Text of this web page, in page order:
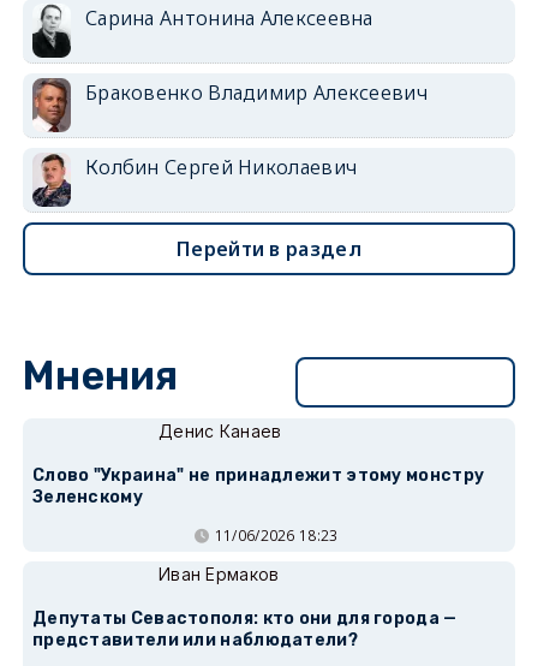
Сарина Антонина Алексеевна
Браковенко Владимир Алексеевич
Колбин Сергей Николаевич
Перейти в раздел
Мнения
Денис Канаев
Слово "Украина" не принадлежит этому монстру
Зеленскому
11/06/2026 18:23
Иван Ермаков
Депутаты Севастополя: кто они для города —
представители или наблюдатели?